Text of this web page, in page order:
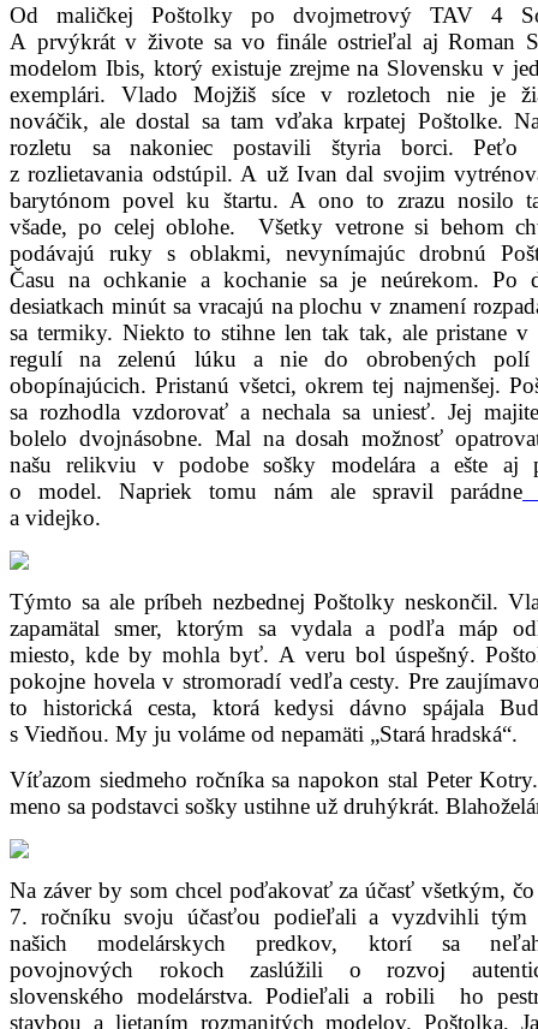
Od maličkej Poštolky po dvojmetrový TAV 4
A prvýkrát v živote sa vo finále ostrieľal aj Roman
modelom Ibis, ktorý existuje zrejme na Slovensku v
exemplári. Vlado Mojžiš síce v rozletoch nie je
nováčik, ale dostal sa tam vďaka krpatej Poštolke.
rozletu sa nakoniec postavili štyria borci. Peťo
z rozlietavania odstúpil. A už Ivan dal svojim
barytónom povel ku štartu. A ono to zrazu nosilo
všade, po celej oblohe. Všetky vetrone si behom
podávajú ruky s oblakmi, nevynímajúc drobnú
Času na ochkanie a kochanie sa je neúrekom. Po
desiatkach minút sa vracajú na plochu v znamení
sa termiky. Niekto to stihne len tak tak, ale pristane v
regulí na zelenú lúku a nie do obrobených
obopínajúcich. Pristanú všetci, okrem tej najmenšej.
sa rozhodla vzdorovať a nechala sa uniesť. Jej
bolelo dvojnásobne. Mal na dosah možnosť
našu relikviu v podobe sošky modelára a ešte aj
o model. Napriek tomu nám ale spravil parádne
a videjko.
Týmto sa ale príbeh nezbednej Poštolky neskončil.
zapamätal smer, ktorým sa vydala a podľa máp
miesto, kde by mohla byť. A veru bol úspešný.
pokojne hovela v stromoradí vedľa cesty. Pre
to historická cesta, ktorá kedysi dávno spájala
s Viedňou. My ju voláme od nepamäti „Stará hradská“.
Víťazom siedmeho ročníka sa napokon stal Peter
meno sa podstavci sošky ustihne už druhýkrát.
Na záver by som chcel poďakovať za účasť všetkým, čo
7. ročníku svoju účasťou podieľali a vyzdvihli tým
našich modelárskych predkov, ktorí sa
povojnových rokoch zaslúžili o rozvoj
slovenského modelárstva. Podieľali a robili ho
stavbou a lietaním rozmanitých modelov. Poštolka,